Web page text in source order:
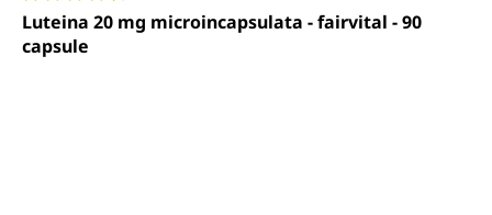
Valutazione media di 4.6 su 5 stelle
Luteina 20 mg microincapsulata - fairvital - 90
capsule